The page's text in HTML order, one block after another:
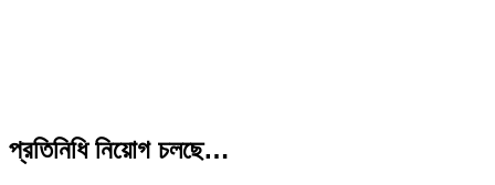
প্রতিনিধি নিয়োগ চলছে…